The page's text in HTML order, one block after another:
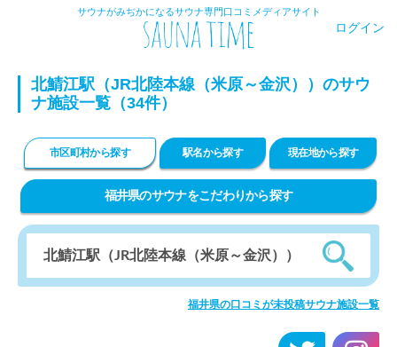
サウナがみぢかになるサウナ専門口コミメディアサイト
ログイン
北鯖江駅（JR北陸本線（米原～金沢））のサウ
ナ施設一覧（34件）
市区町村から探す 駅名から探す 現在地から探す
福井県のサウナをこだわりから探す
福井県の口コミが未投稿サウナ施設一覧